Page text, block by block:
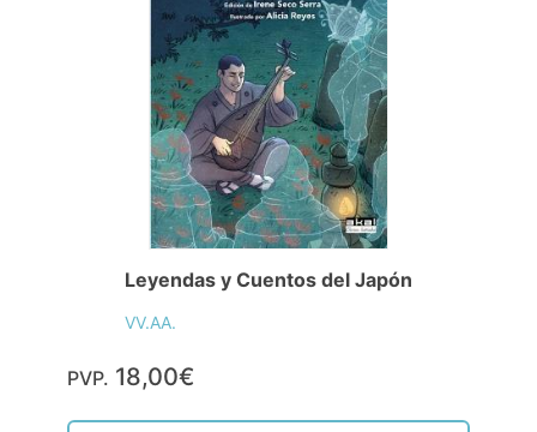
Leyendas y Cuentos del Japón
VV.AA.
PVP. 18,00€